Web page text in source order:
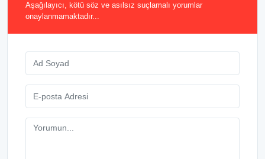
Aşağılayıcı, kötü söz ve asılsız suçlamalı yorumlar
onaylanmamaktadır...